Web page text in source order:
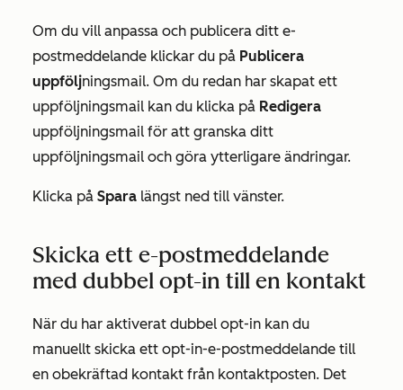
Om du vill anpassa och publicera ditt e-
postmeddelande klickar du på Publicera
uppföljningsmail. Om du redan har skapat ett
uppföljningsmail kan du klicka på Redigera
uppföljningsmail för att granska ditt
uppföljningsmail och göra ytterligare ändringar.
Klicka på Spara längst ned till vänster.
Skicka ett e-postmeddelande
med dubbel opt-in till en kontakt
När du har aktiverat dubbel opt-in kan du
manuellt skicka ett opt-in-e-postmeddelande till
en obekräftad kontakt från kontaktposten. Det